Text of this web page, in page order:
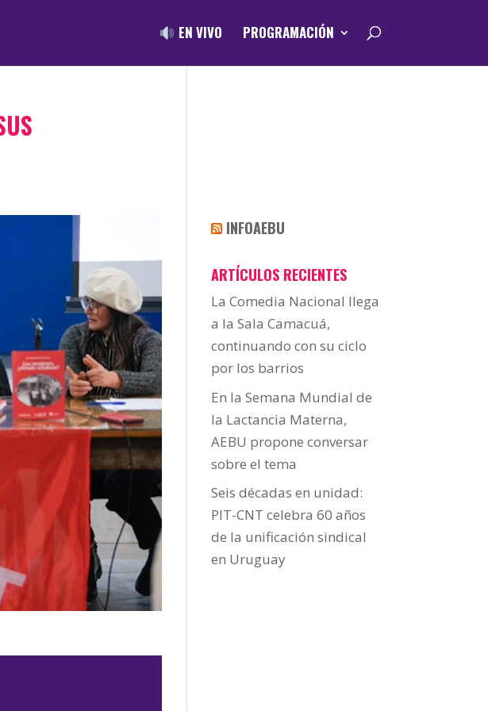
EN VIVO PROGRAMACIÓN
INFOAEBU
ARTÍCULOS RECIENTES
La Comedia Nacional llega
a la Sala Camacuá,
continuando con su ciclo
por los barrios
En la Semana Mundial de
la Lactancia Materna,
AEBU propone conversar
sobre el tema
Seis décadas en unidad:
PIT-CNT celebra 60 años
de la unificación sindical
en Uruguay